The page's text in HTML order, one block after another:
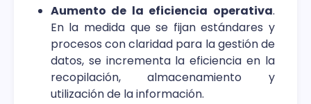
Aumento de la eficiencia operativa.
En la medida que se fijan estándares y
procesos con claridad para la gestión de
datos, se incrementa la eficiencia en la
recopilación, almacenamiento y
utilización de la información.